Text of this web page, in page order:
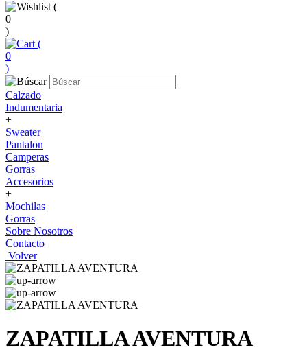
(
0
)
(
0
)
Calzado
Indumentaria
+
Sweater
Pantalon
Camperas
Gorras
Accesorios
+
Mochilas
Gorras
Sobre Nosotros
Contacto
Volver
ZAPATILLA AVENTURA